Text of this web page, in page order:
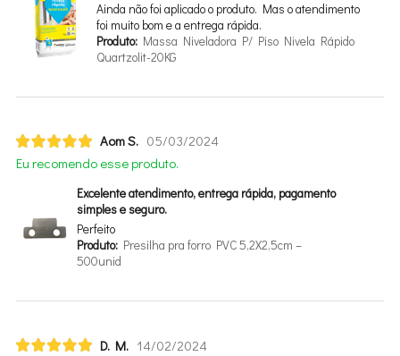
Ainda não foi aplicado o produto. Mas o atendimento
foi muito bom e a entrega rápida.
Produto:Massa Niveladora P/ Piso Nivela Rápido
Quartzolit-20KG
Aom S. 05/03/2024
Eu recomendo esse produto.
Excelente atendimento, entrega rápida, pagamento
simples e seguro.
Perfeito
Produto:Presilha pra forro PVC 5,2X2,5cm –
500unid
D. M. 14/02/2024